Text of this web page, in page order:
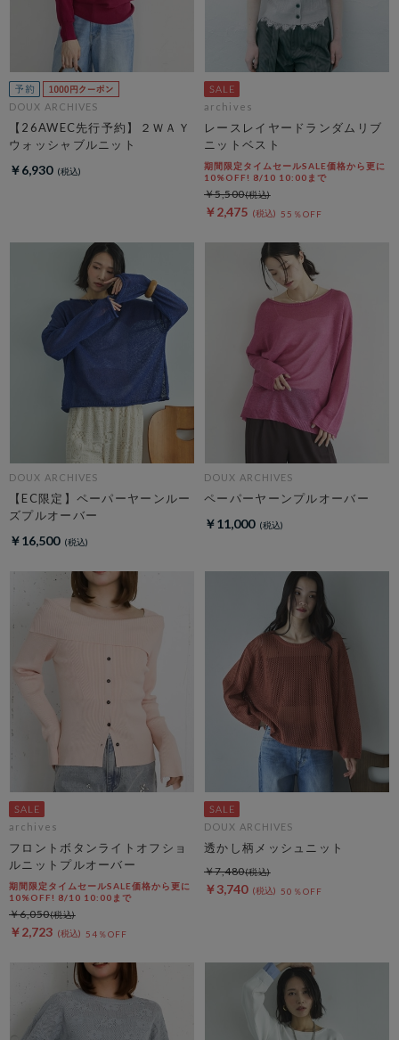
DOUX ARCHIVES
【26AWEC先行予約】２ＷＡＹ
ウォッシャブルニット
￥6,930
archives
レースレイヤードランダムリブ
ニットベスト
期間限定タイムセールSALE価格から更に
10%OFF! 8/10 10:00まで
￥2,475 55％OFF
￥5,500
DOUX ARCHIVES
【EC限定】ペーパーヤーンルー
ズプルオーバー
￥16,500
DOUX ARCHIVES
ペーパーヤーンプルオーバー
￥11,000
archives
フロントボタンライトオフショ
ルニットプルオーバー
期間限定タイムセールSALE価格から更に
10%OFF! 8/10 10:00まで
￥2,723 54％OFF
￥6,050
DOUX ARCHIVES
透かし柄メッシュニット
￥3,740 50％OFF
￥7,480